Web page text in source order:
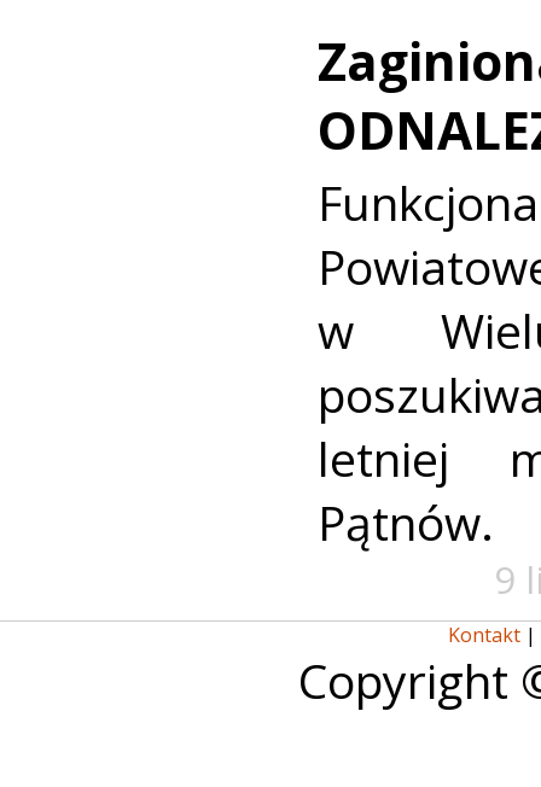
w
letniej
Pątnów.
9
Kontakt |
Copyright